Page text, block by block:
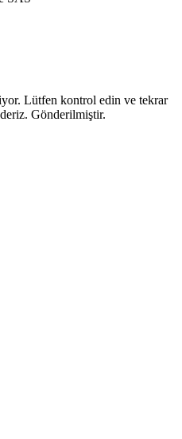
Lütfen kontrol edin ve tekrar
Gönderilmiştir.